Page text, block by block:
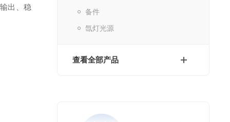
备件
氙灯光源
查看全部产品
出、稳